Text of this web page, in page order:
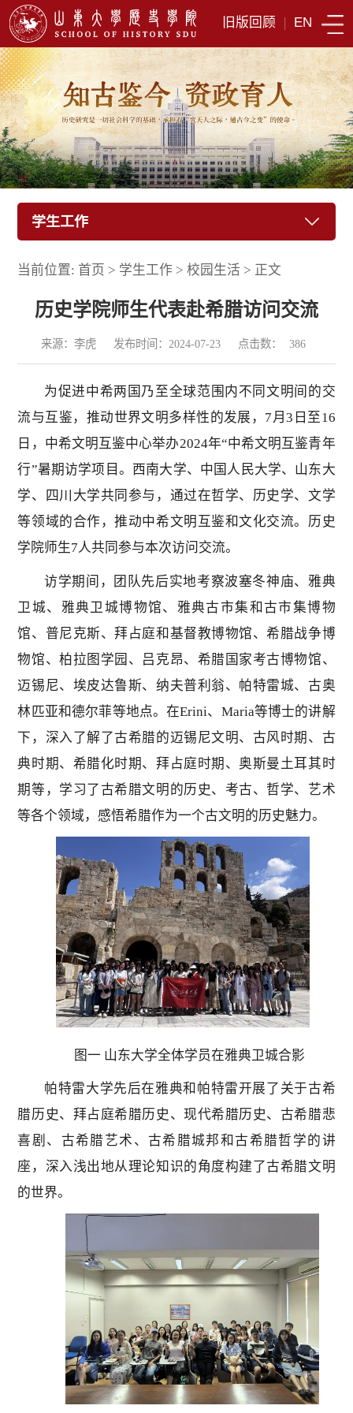
旧版回顾 | EN
学生工作
当前位置: 首页 > 学生工作 >校园生活 > 正文
历史学院师生代表赴希腊访问交流
来源：李虎 发布时间：2024-07-23 点击数： 386
为促进中希两国乃至全球范围内不同文明间的交
流与互鉴，推动世界文明多样性的发展，7月3日至16
日，中希文明互鉴中心举办2024年“中希文明互鉴青年
行”暑期访学项目。西南大学、中国人民大学、山东大
学、四川大学共同参与，通过在哲学、历史学、文学
等领域的合作，推动中希文明互鉴和文化交流。历史
学院师生7人共同参与本次访问交流。
访学期间，团队先后实地考察波塞冬神庙、雅典
卫城、雅典卫城博物馆、雅典古市集和古市集博物
馆、普尼克斯、拜占庭和基督教博物馆、希腊战争博
物馆、柏拉图学园、吕克昂、希腊国家考古博物馆、
迈锡尼、埃皮达鲁斯、纳夫普利翁、帕特雷城、古奥
林匹亚和德尔菲等地点。在Erini、Maria等博士的讲解
下，深入了解了古希腊的迈锡尼文明、古风时期、古
典时期、希腊化时期、拜占庭时期、奥斯曼土耳其时
期等，学习了古希腊文明的历史、考古、哲学、艺术
等各个领域，感悟希腊作为一个古文明的历史魅力。
图一 山东大学全体学员在雅典卫城合影
帕特雷大学先后在雅典和帕特雷开展了关于古希
腊历史、拜占庭希腊历史、现代希腊历史、古希腊悲
喜剧、古希腊艺术、古希腊城邦和古希腊哲学的讲
座，深入浅出地从理论知识的角度构建了古希腊文明
的世界。